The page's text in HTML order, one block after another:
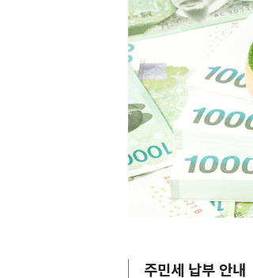
주민세 납부 안내